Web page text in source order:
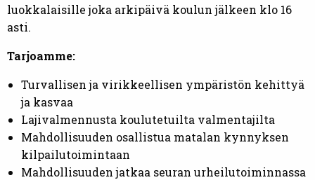
luokkalaisille joka arkipäivä koulun jälkeen klo 16
asti.
Tarjoamme:
Turvallisen ja virikkeellisen ympäristön kehittyä
ja kasvaa
Lajivalmennusta koulutetuilta valmentajilta
Mahdollisuuden osallistua matalan kynnyksen
kilpailutoimintaan
Mahdollisuuden jatkaa seuran urheilutoiminnassa